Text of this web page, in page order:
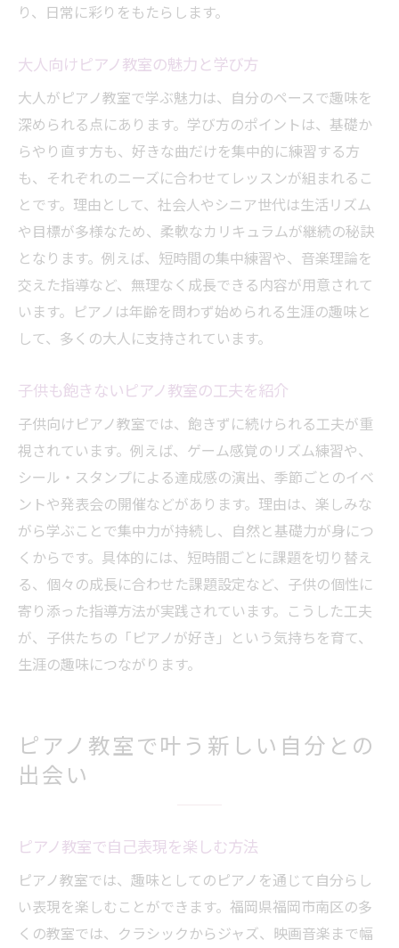
り、日常に彩りをもたらします。
大人向けピアノ教室の魅力と学び方
大人がピアノ教室で学ぶ魅力は、自分のペースで趣味を
深められる点にあります。学び方のポイントは、基礎か
らやり直す方も、好きな曲だけを集中的に練習する方
も、それぞれのニーズに合わせてレッスンが組まれるこ
とです。理由として、社会人やシニア世代は生活リズム
や目標が多様なため、柔軟なカリキュラムが継続の秘訣
となります。例えば、短時間の集中練習や、音楽理論を
交えた指導など、無理なく成長できる内容が用意されて
います。ピアノは年齢を問わず始められる生涯の趣味と
して、多くの大人に支持されています。
子供も飽きないピアノ教室の工夫を紹介
子供向けピアノ教室では、飽きずに続けられる工夫が重
視されています。例えば、ゲーム感覚のリズム練習や、
シール・スタンプによる達成感の演出、季節ごとのイベ
ントや発表会の開催などがあります。理由は、楽しみな
がら学ぶことで集中力が持続し、自然と基礎力が身につ
くからです。具体的には、短時間ごとに課題を切り替え
る、個々の成長に合わせた課題設定など、子供の個性に
寄り添った指導方法が実践されています。こうした工夫
が、子供たちの「ピアノが好き」という気持ちを育て、
生涯の趣味につながります。
ピアノ教室で叶う新しい自分との
出会い
ピアノ教室で自己表現を楽しむ方法
ピアノ教室では、趣味としてのピアノを通じて自分らし
い表現を楽しむことができます。福岡県福岡市南区の多
くの教室では、クラシックからジャズ、映画音楽まで幅